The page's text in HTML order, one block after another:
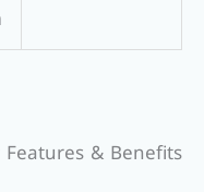
Features & Benefits